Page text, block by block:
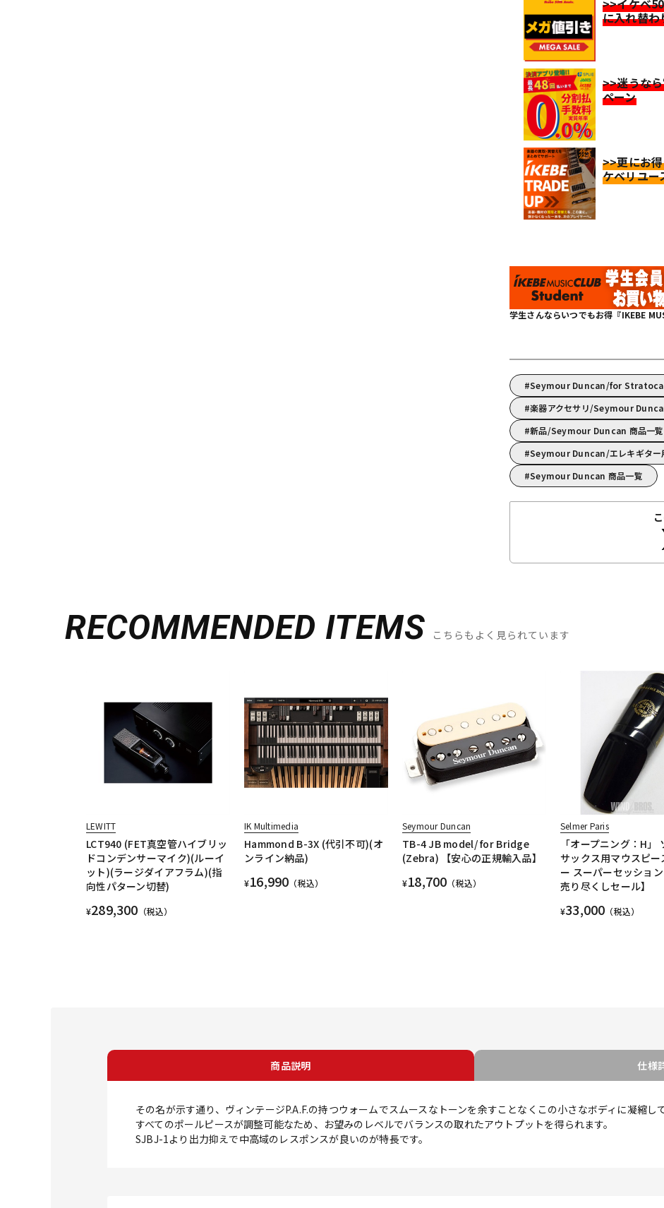
>>イケベ
に入れ替わ
>>迷うな
ペーン
>>更にお
ケベリユー
学生さんならいつでもお得『IKEBE
Seymour Duncan/for
楽器アクセサリ/Seymour
新品/Seymour Duncan 商品一覧
Seymour Duncan/エレキギター
Seymour Duncan 商品一覧
RECOMMENDED ITEMS こちらもよく見られています
LEWITT
LCT940 (FET真空管ハイブリッ
ドコンデンサーマイク)(ルーイ
ット)(ラージダイアフラム)(指
向性パターン切替)
¥289,300 （税込）
IK Multimedia
Hammond B-3X (代引不可)(オ
ンライン納品)
¥16,990 （税込）
Seymour Duncan
TB-4 JB model/ for Bridge
(Zebra) 【安心の正規輸入品】
¥18,700 （税込）
Selmer Paris
「オープニング：H」
サックス用マウスピー
ー スーパーセッショ
売り尽くしセール】
¥33,000 （税込）
商品説明 仕様
その名が示す通り、ヴィンテージP.A.F.の持つウォームでスムースなトーンを余すことなくこの小さなボディに凝縮し
すべてのポールピースが調整可能なため、お望みのレベルでバランスの取れたアウトプットを得られます。
SJBJ-1より出力抑えで中高域のレスポンスが良いのが特長です。